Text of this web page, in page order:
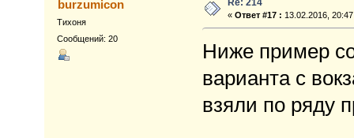
burzumicon
Тихоня
Сообщений: 20
Re: 214
«Ответ #17 : 13.02.2016,
Ниже пример
варианта с
взяли по ряду